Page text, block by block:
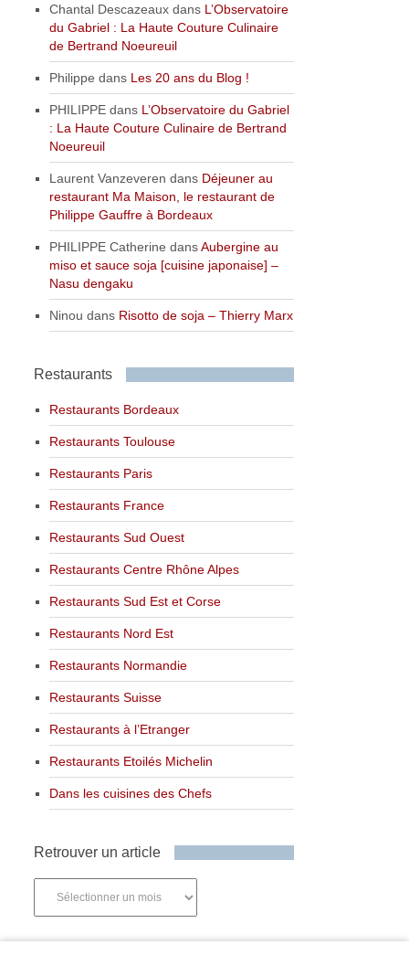
Chantal Descazeaux dans L’Observatoire
du Gabriel : La Haute Couture Culinaire
de Bertrand Noeureuil
Philippe dans Les 20 ans du Blog !
PHILIPPE dans L’Observatoire du Gabriel
: La Haute Couture Culinaire de Bertrand
Noeureuil
Laurent Vanzeveren dans Déjeuner au
restaurant Ma Maison, le restaurant de
Philippe Gauffre à Bordeaux
PHILIPPE Catherine dansAubergine au
miso et sauce soja [cuisine japonaise] –
Nasu dengaku
Ninou dans Risotto de soja – Thierry Marx
Restaurants
Restaurants Bordeaux
Restaurants Toulouse
Restaurants Paris
Restaurants France
Restaurants Sud Ouest
Restaurants Centre Rhône Alpes
Restaurants Sud Est et Corse
Restaurants Nord Est
Restaurants Normandie
Restaurants Suisse
Restaurants à l’Etranger
Restaurants Etoilés Michelin
Dans les cuisines des Chefs
Retrouver un article